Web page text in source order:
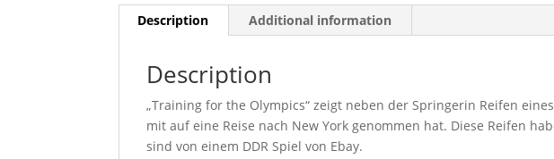
Description Additional information
Description
„Training for the Olympics“ zeigt neben der Springerin Reifen
mit auf eine Reise nach New York genommen hat. Diese Reifen
sind von einem DDR Spiel von Ebay.